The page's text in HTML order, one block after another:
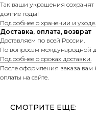
Так ваши украшения сохранят
долгие годы!
Подробнее о хранении и уходе.
Доставка, оплата, возврат
Доставляем по всей России.
По вопросам международной
Подробнее о сроках доставки.
После оформления заказа
оплаты на сайте.
СМОТРИТЕ ЕЩЕ: